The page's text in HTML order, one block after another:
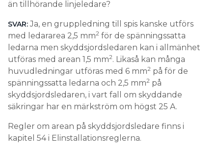
än tillhörande linjeledare?
SVAR:Ja, en gruppledning till spis kanske utförs
med ledararea 2,5 mm2 för de spänningssatta
ledarna men skyddsjordsledaren kan i allmänhet
utföras med arean 1,5 mm2. Likaså kan många
huvudledningar utföras med 6 mm2 på för de
spänningssatta ledarna och 2,5 mm2 på
skyddsjordsledaren, i vart fall om skyddande
säkringar har en märkström om högst 25 A.
Regler om arean på skyddsjordsledare finns i
kapitel 54 i Elinstallationsreglerna.